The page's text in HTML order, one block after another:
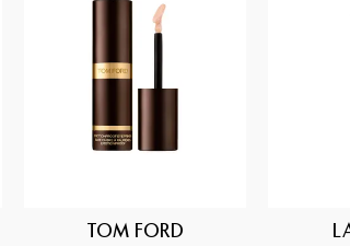
TOM FORD